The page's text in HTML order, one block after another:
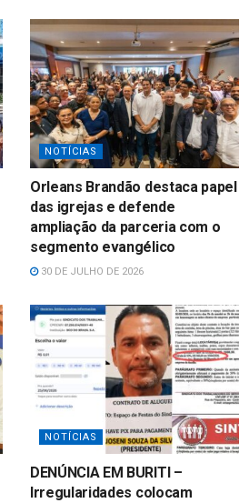
NOTÍCIAS
Orleans Brandão destaca papel
das igrejas e defende
ampliação da parceria com o
segmento evangélico
30 DE JULHO DE 2026
NOTÍCIAS
DENÚNCIA EM BURITI –
Irregularidades colocam